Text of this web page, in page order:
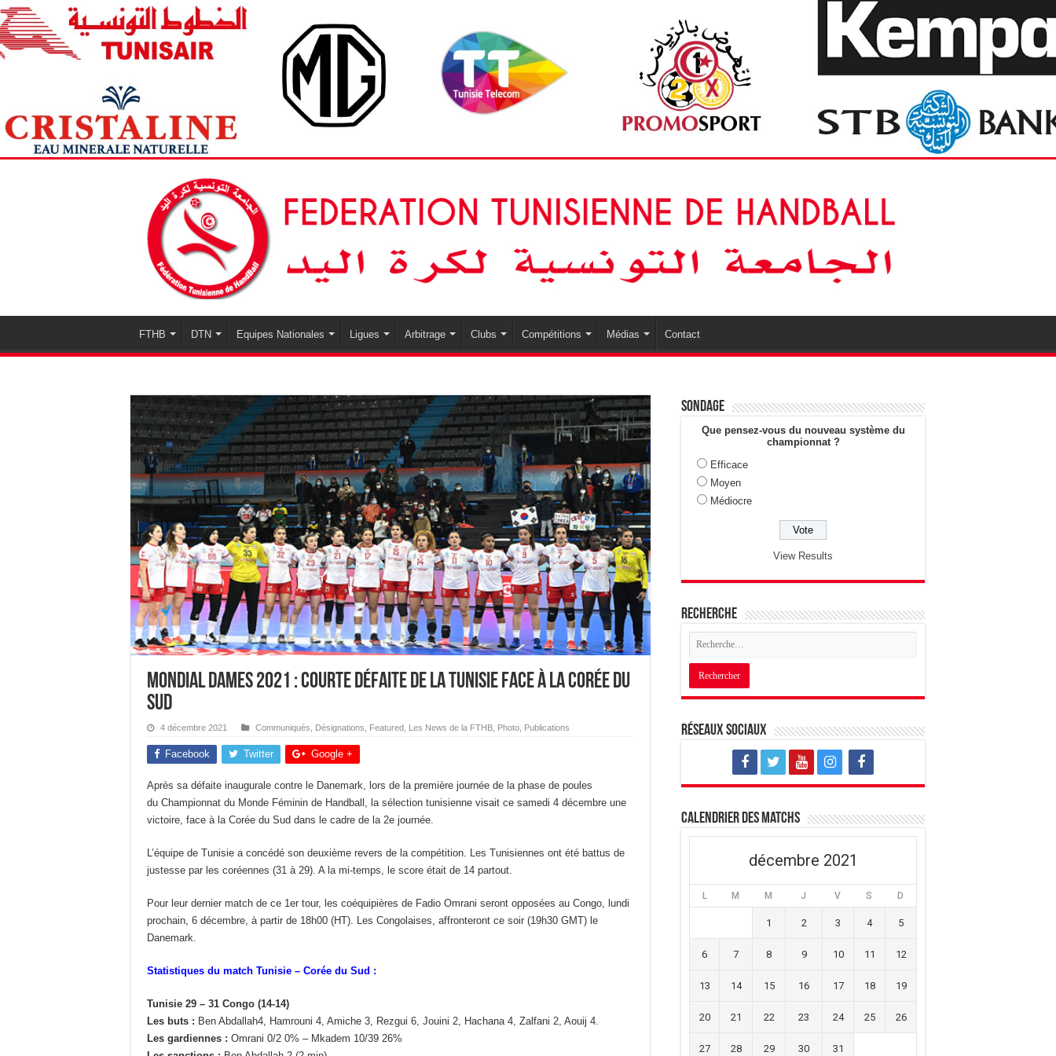
FTHB DTN Equipes Nationales Ligues Arbitrage Clubs Compétitions Médias Contact
Mondial Dames 2021 : Courte défaite de la Tunisie face à la Corée du
Sud
4 décembre 2021 Communiqués Désignations Featured Les News de la FTHB Photo Publications
Facebook Twitter Google +
Après sa défaite inaugurale contre le Danemark, lors de la première journée de la phase de poules
du Championnat du Monde Féminin de Handball, la sélection tunisienne visait ce samedi 4 décembre une
victoire, face à la Corée du Sud dans le cadre de la 2e journée.
L’équipe de Tunisie a concédé son deuxième revers de la compétition. Les Tunisiennes ont été battus de
justesse par les coréennes (31 à 29). A la mi-temps, le score était de 14 partout.
Pour leur dernier match de ce 1er tour, les coéquipières de Fadio Omrani seront opposées au Congo, lundi
prochain, 6 décembre, à partir de 18h00 (HT). Les Congolaises, affronteront ce soir (19h30 GMT) le
Danemark.
Statistiques du match Tunisie – Corée du Sud :
Tunisie 29 – 31 Congo (14-14)
Les buts : Ben Abdallah4, Hamrouni 4, Amiche 3, Rezgui 6, Jouini 2, Hachana 4, Zalfani 2, Aouij 4.
Les gardiennes : Omrani 0/2 0% – Mkadem 10/39 26%
Sondage
Que pensez-vous du nouveau système du
championnat ?
Efficace
Moyen
Médiocre
View Results
Recherche
Réseaux sociaux
Calendrier des matchs
décembre 2021
L M M J V S D
1 2 3 4 5
6 7 8 9 10 11 12
13 14 15 16 17 18 19
20 21 22 23 24 25 26
27 28 29 30 31